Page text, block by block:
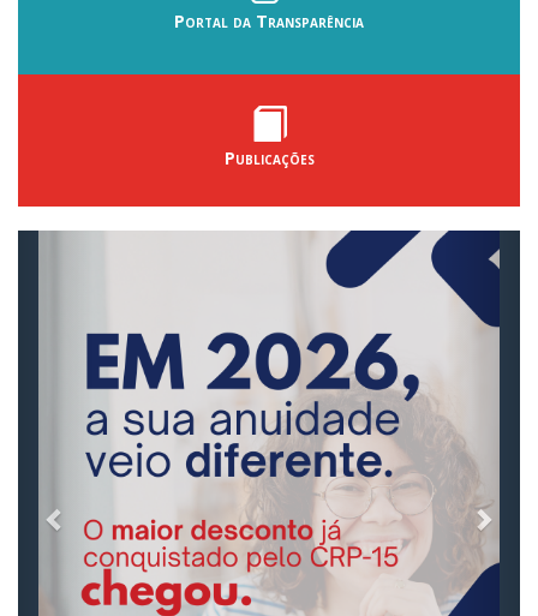
Portal da Transparência
Publicações